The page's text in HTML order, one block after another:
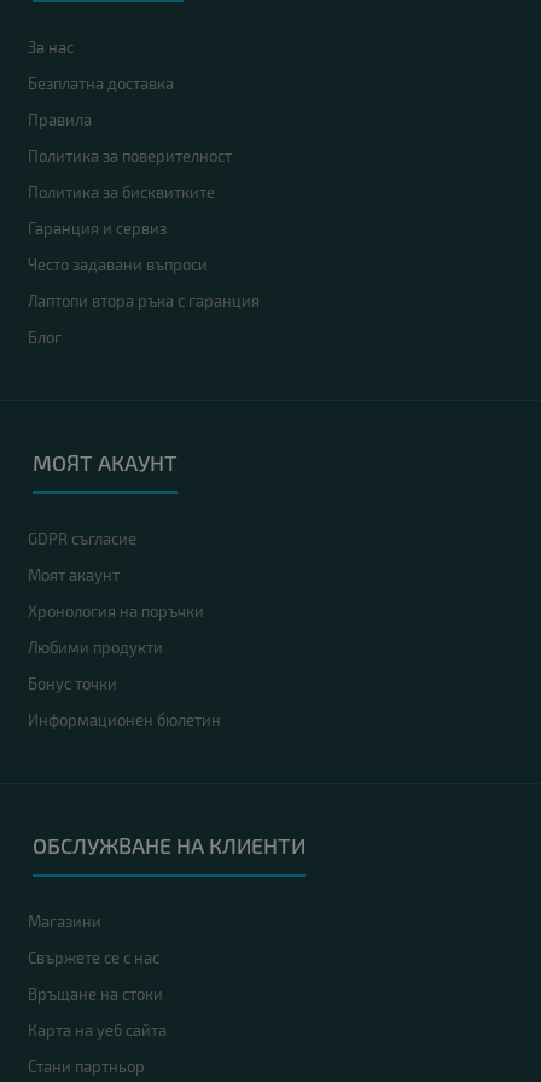
За нас
Безплатна доставка
Правила
Политика за поверителност
Политика за бисквитките
Гаранция и сервиз
Често задавани въпроси
Лаптопи втора ръка с гаранция
Блог
МОЯТ АКАУНТ
GDPR съгласие
Моят акаунт
Хронология на поръчки
Любими продукти
Бонус точки
Информационен бюлетин
ОБСЛУЖВАНЕ НА КЛИЕНТИ
Магазини
Свържете се с нас
Връщане на стоки
Карта на уеб сайта
Стани партньор